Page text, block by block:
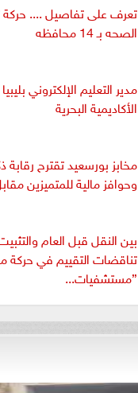
تعرف على تفاصيل .... حركة
الصحه بـ 14 محافظه
مدير التعليم الإلكتروني
الأكاديمية البحرية
مخابز بورسعيد تقترح رقابة
وحوافز مالية للمتميزين
بين النقل قبل العام
تناقضات التقييم في حركة
”مستشفيات...